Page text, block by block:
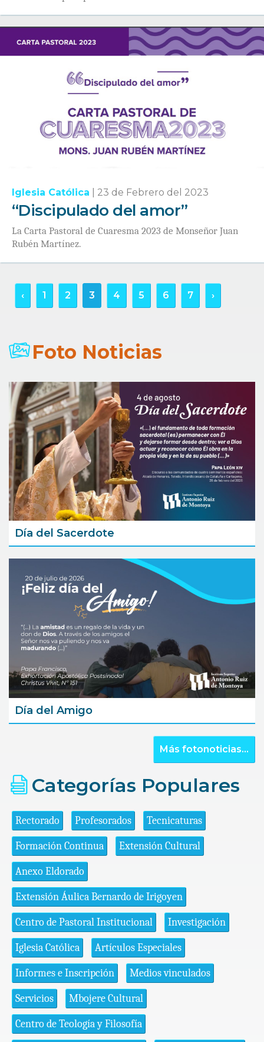
Iglesia Católica 23 de Febrero del 2023
“Discipulado del amor”
La Carta Pastoral de Cuaresma 2023 de Monseñor Juan
Rubén Martínez.
‹ 1 2 3 4 5 6 7 ›
Foto Noticias
Día del Sacerdote
Día del Amigo
Más fotonoticias...
Categorías Populares
Rectorado Profesorados Tecnicaturas
Formación Continua Extensión Cultural
Anexo Eldorado
Extensión Áulica Bernardo de Irigoyen
Centro de Pastoral Institucional Investigación
Iglesia Católica Artículos Especiales
Informes e Inscripción Medios vinculados
Servicios Mbojere Cultural
Centro de Teología y Filosofía